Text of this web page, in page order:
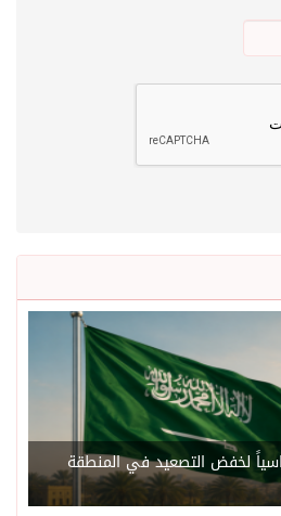
لخفض التصعيد في المنطقة